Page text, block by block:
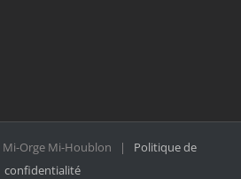
Orge Mi-Houblon | Politique de
confidentialité